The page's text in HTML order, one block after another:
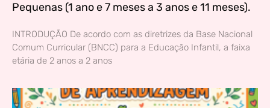
Pequenas (1 ano e 7 meses a 3 anos e 11 meses).
INTRODUÇÃO De acordo com as diretrizes da Base Nacional
Comum Curricular (BNCC) para a Educação Infantil, a faixa
etária de 2 anos a 2 anos